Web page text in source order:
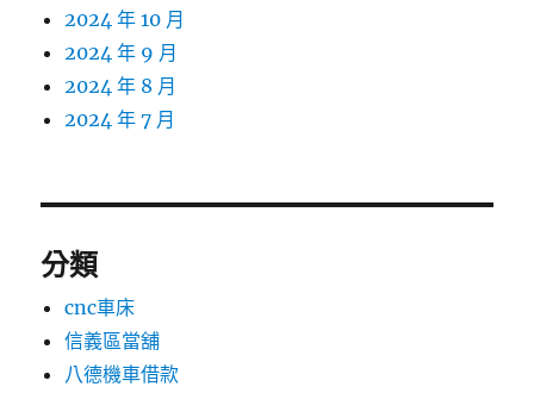
2024 年 10 月
2024 年 9 月
2024 年 8 月
2024 年 7 月
分類
cnc車床
信義區當舖
八德機車借款